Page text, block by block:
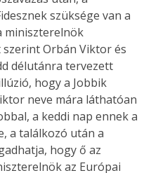
szüksége van a
miniszterelnök
szerint Orbán Viktor és
délutánra tervezett
hogy a Jobbik
neve mára láthatóan
a keddi nap ennek a
a találkozó után a
hogy ő az
az Európai